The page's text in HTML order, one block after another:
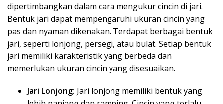
dipertimbangkan dalam cara mengukur cincin di jari.
Bentuk jari dapat mempengaruhi ukuran cincin yang
pas dan nyaman dikenakan. Terdapat berbagai bentuk
jari, seperti lonjong, persegi, atau bulat. Setiap bentuk
jari memiliki karakteristik yang berbeda dan
memerlukan ukuran cincin yang disesuaikan.
Jari Lonjong: Jari lonjong memiliki bentuk yang